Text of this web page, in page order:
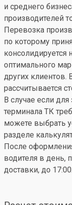
и среднего
производителей
Перевозка
по которому
консолидируется
оптимального
других клиентов.
рассчитывается
В случае если
терминала ТК
можете выбрать
разделе
После
водителя в день,
доставки, до 17:00.